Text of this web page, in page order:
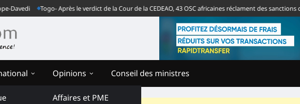
Togo- Après le verdict de la Cour de la CEDEAO, 43 OSC africaines réclament des sanctions
Opinions
Affaires et PME
Conseil des ministres